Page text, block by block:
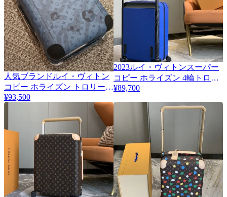
3人気ブランドルイ・ヴィトン
コピー ホライズン トロリーケ
ース LV136711-1
¥93,500
2023ルイ・ヴィトンスーパー
コピー ホライズン 4輪トロリ
ーケース 55cm LV136712
¥89,700